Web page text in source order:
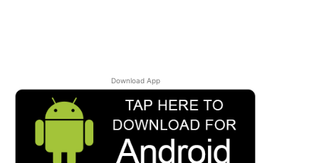
Download App